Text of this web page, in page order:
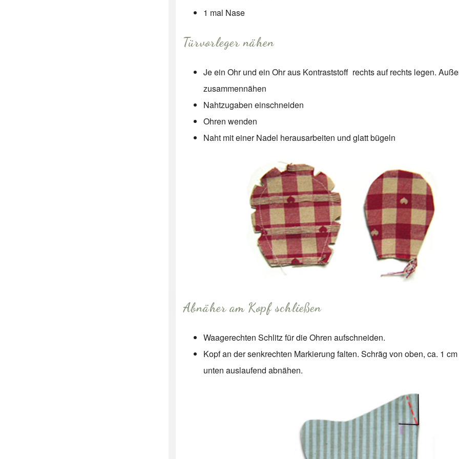
1 mal Nase
Türvorleger nähen
Je ein Ohr und ein Ohr aus Kontraststoff rechts auf rechts legen.
zusammennähen
Nahtzugaben einschneiden
Ohren wenden
Naht mit einer Nadel herausarbeiten und glatt bügeln
Abnäher am Kopf schließen
Waagerechten Schlitz für die Ohren aufschneiden.
Kopf an der senkrechten Markierung falten. Schräg von oben, ca. 1
unten auslaufend abnähen.